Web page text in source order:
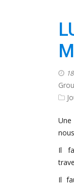
Il
Il